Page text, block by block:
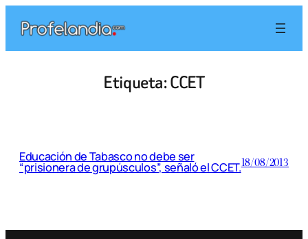
contenido
Etiqueta:CCET
Educación de Tabasco no debe ser
“prisionera de grupúsculos”, señaló el CCET.18/08/2013